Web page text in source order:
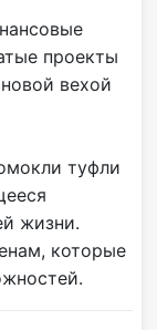
проекты
вехой
туфли
жизни.
которые